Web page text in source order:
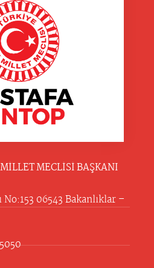
MECLİSİ BAŞKANI
06543 Bakanlıklar –